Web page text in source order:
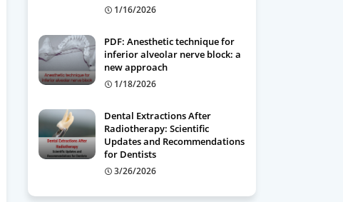
1/16/2026
PDF: Anesthetic technique for
inferior alveolar nerve block: a
new approach
1/18/2026
Dental Extractions After
Radiotherapy: Scientific
Updates and Recommendations
for Dentists
3/26/2026